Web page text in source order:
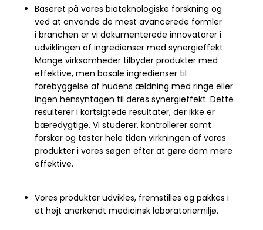
Baseret på vores bioteknologiske forskning og
ved at anvende de mest avancerede formler
i branchen er vi dokumenterede innovatorer i
udviklingen af ingredienser med synergieffekt.
Mange virksomheder tilbyder produkter med
effektive, men basale ingredienser til
forebyggelse af hudens ældning med ringe eller
ingen hensyntagen til deres synergieffekt. Dette
resulterer i kortsigtede resultater, der ikke er
bæredygtige. Vi studerer, kontrollerer samt
forsker og tester hele tiden virkningen af vores
produkter i vores søgen efter at gøre dem mere
effektive.
Vores produkter udvikles, fremstilles og pakkes i
et højt anerkendt medicinsk laboratoriemiljø.